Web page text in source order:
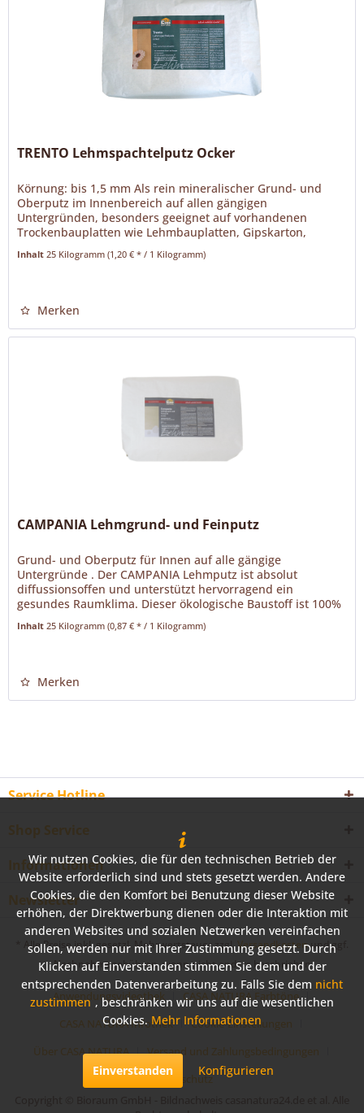
TRENTO Lehmspachtelputz Ocker
Körnung: bis 1,5 mm Als rein mineralischer Grund- und
Oberputz im Innenbereich auf allen gängigen
Untergründen, besonders geeignet auf vorhandenen
Trockenbauplatten wie Lehmbauplatten, Gipskarton,
Gipsfaserplatten, Holzweichfaserplatten....
Inhalt 25 Kilogramm(1,20 € * / 1 Kilogramm)
Merken
CAMPANIA Lehmgrund- und Feinputz
Grund- und Oberputz für Innen auf alle gängige
Untergründe . Der CAMPANIA Lehmputz ist absolut
diffussionsoffen und unterstützt hervorragend ein
gesundes Raumklima. Dieser ökologische Baustoff ist 100%
Inhalt 25 Kilogramm(0,87 € * / 1 Kilogramm)
Merken
Service Hotline
Shop Service
Informationen
Newsletter
* Alle Preise inkl. gesetzl. Mehrwertsteuer zzgl.Versandkostenund ggf.
Nachnahmegebühren, wenn nicht anders beschrieben
Anwendungsvideothek
CASA NATURA Farbtöne
CASA NATURA Infothek
Cookie-Einstellungen
Über CASA NATURA
Versand und Zahlungsbedingungen
Datenschutz
Wir nutzen Cookies, die für den technischen Betrieb der
Website erforderlich sind und stets gesetzt werden. Andere
Cookies, die den Komfort bei Benutzung dieser Website
erhöhen, der Direktwerbung dienen oder die Interaktion mit
anderen Websites und sozialen Netzwerken vereinfachen
sollen, werden nur mit Ihrer Zustimmung gesetzt. Durch
Klicken auf Einverstanden stimmen Sie dem und der
entsprechenden Datenverarbeitung zu. Falls Sie dem nicht
zustimmen , beschränken wir uns auf die wesentlichen
Cookies.Mehr Informationen
Einverstanden Konfigurieren